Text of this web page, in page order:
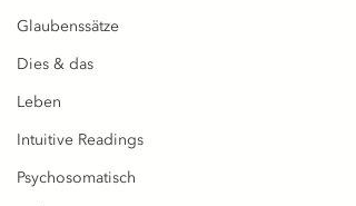
Glaubenssätze
Dies & das
Leben
Intuitive Readings
Psychosomatisch